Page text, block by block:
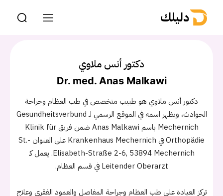
دليلك
دكتور أنس ملاوي
Dr. med. Anas Malkawi
دكتور أنس ملاوي هو طبيب متخصص في طب العظام وجراحة
الحوادث، ويظهر اسمه في الموقع الرسمي لـ Gesundheitsverbund
Mechernich باسم Anas Malkawi ضمن فريق Klinik für
Orthopädie في Krankenhaus Mechernich على العنوان St.-
Elisabeth-Straße 2-6, 53894 Mechernich. يعمل كـ
Leitender Oberarzt في قسم العظام.
تركز العيادة على طب العظام وجراحة المفاصل والعمود الفقري وعلاج